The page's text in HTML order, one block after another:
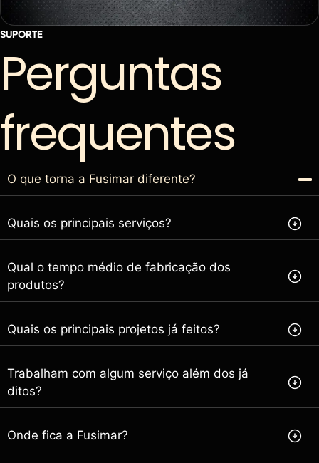
SUPORTE
Perguntas
frequentes
O que torna a Fusimar diferente?
Quais os principais serviços?
Qual o tempo médio de fabricação dos
produtos?
Quais os principais projetos já feitos?
Trabalham com algum serviço além dos já
ditos?
Onde fica a Fusimar?